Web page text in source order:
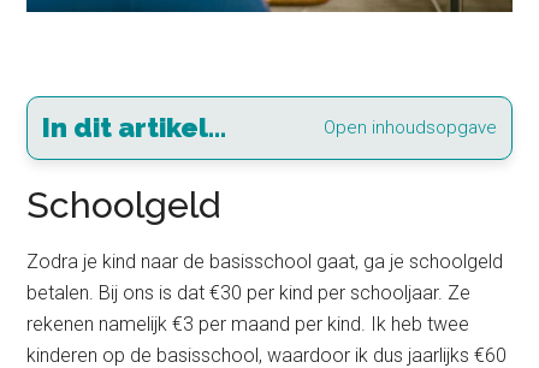
In dit artikel... Open inhoudsopgave
Schoolgeld
Zodra je kind naar de basisschool gaat, ga je schoolgeld
betalen. Bij ons is dat €30 per kind per schooljaar. Ze
rekenen namelijk €3 per maand per kind. Ik heb twee
kinderen op de basisschool, waardoor ik dus jaarlijks €60